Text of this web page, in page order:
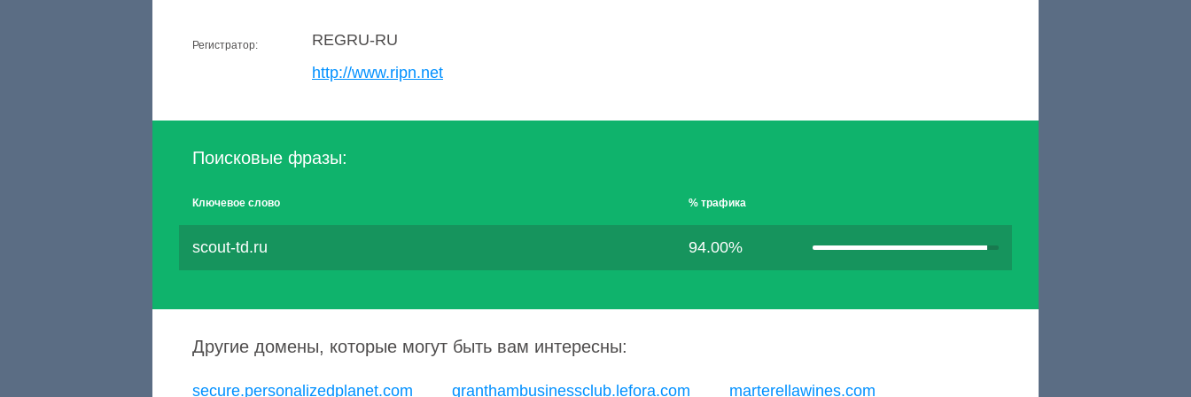
Регистратор:
REGRU-RU
http://www.ripn.net
Поисковые фразы:
Ключевое слово % трафика
scout-td.ru 94.00%
Другие домены, которые могут быть вам интересны:
secure.personalizedplanet.com granthambusinessclub.lefora.com marterellawines.com